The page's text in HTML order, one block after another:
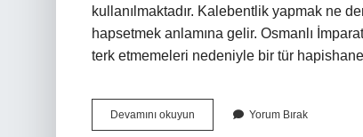
kullanılmaktadır. Kalebentlik yapmak ne
hapsetmek anlamına gelir. Osmanlı
terk etmemeleri nedeniyle bir tür
Devamını okuyun
Kalebent
Yorum Bırak